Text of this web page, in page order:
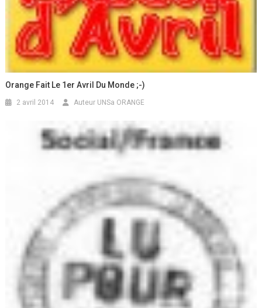
Orange Fait Le 1er Avril Du Monde ;-)
2 avril 2014 Auteur UNSa ORANGE